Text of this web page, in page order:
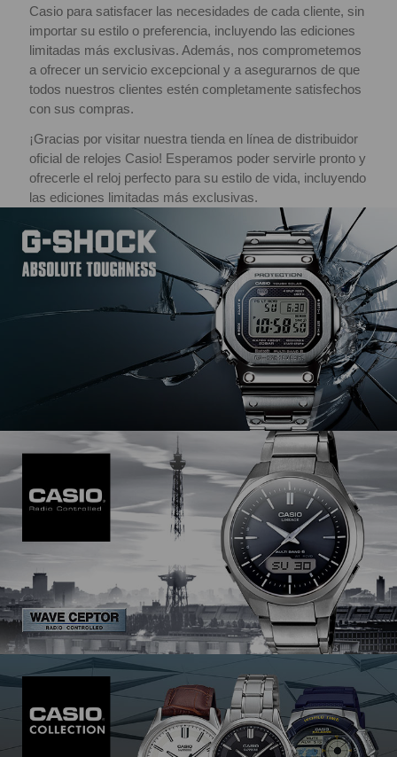
Casio para satisfacer las necesidades de cada cliente, sin
importar su estilo o preferencia, incluyendo las ediciones
limitadas más exclusivas. Además, nos comprometemos
a ofrecer un servicio excepcional y a asegurarnos de que
todos nuestros clientes estén completamente satisfechos
con sus compras.
¡Gracias por visitar nuestra tienda en línea de distribuidor
oficial de relojes Casio! Esperamos poder servirle pronto y
ofrecerle el reloj perfecto para su estilo de vida, incluyendo
las ediciones limitadas más exclusivas.